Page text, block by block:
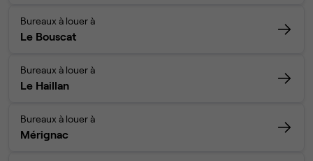
Bureaux à louer à
Le Bouscat
Bureaux à louer à
Le Haillan
Bureaux à louer à
Mérignac